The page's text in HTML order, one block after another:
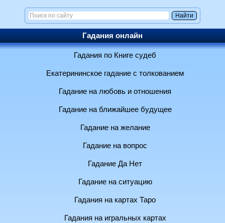
Гадания онлайн
Гадания по Книге судеб
Екатерининское гадание с толкованием
Гадание на любовь и отношения
Гадание на ближайшее будущее
Гадание на желание
Гадание на вопрос
Гадание Да Нет
Гадание на ситуацию
Гадания на картах Таро
Гадания на игральных картах